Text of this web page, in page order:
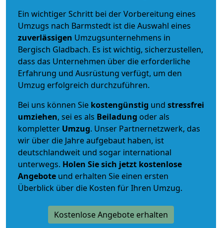
Ein wichtiger Schritt bei der Vorbereitung eines
Umzugs nach Barmstedt ist die Auswahl eines
zuverlässigen Umzugsunternehmens in
Bergisch Gladbach. Es ist wichtig, sicherzustellen,
dass das Unternehmen über die erforderliche
Erfahrung und Ausrüstung verfügt, um den
Umzug erfolgreich durchzuführen.
Bei uns können Sie kostengünstig und stressfrei
umziehen, sei es als Beiladung oder als
kompletter Umzug. Unser Partnernetzwerk, das
wir über die Jahre aufgebaut haben, ist
deutschlandweit und sogar international
unterwegs. Holen Sie sich jetzt kostenlose
Angebote und erhalten Sie einen ersten
Überblick über die Kosten für Ihren Umzug.
Kostenlose Angebote erhalten